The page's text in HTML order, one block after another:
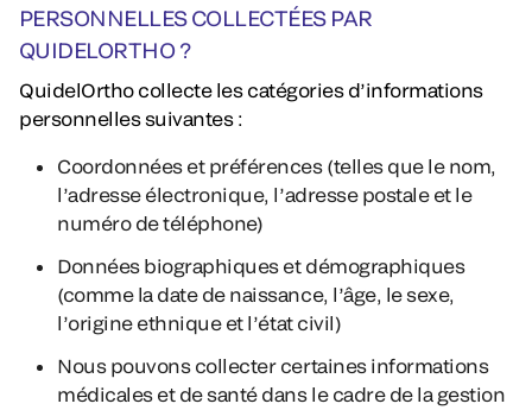
PERSONNELLES COLLECTÉES PAR
QUIDELORTHO ?
QuidelOrtho collecte les catégories d’informations
personnelles suivantes :
Coordonnées et préférences (telles que le nom,
l’adresse électronique, l’adresse postale et le
numéro de téléphone)
Données biographiques et démographiques
(comme la date de naissance, l’âge, le sexe,
l’origine ethnique et l’état civil)
Nous pouvons collecter certaines informations
médicales et de santé dans le cadre de la gestion